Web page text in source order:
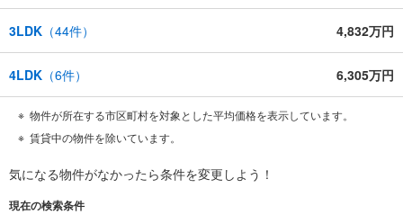
3LDK （44件） 4,832万円
4LDK （6件） 6,305万円
物件が所在する市区町村を対象とした平均価格を表示しています。
賃貸中の物件を除いています。
気になる物件がなかったら条件を変更しよう！
現在の検索条件